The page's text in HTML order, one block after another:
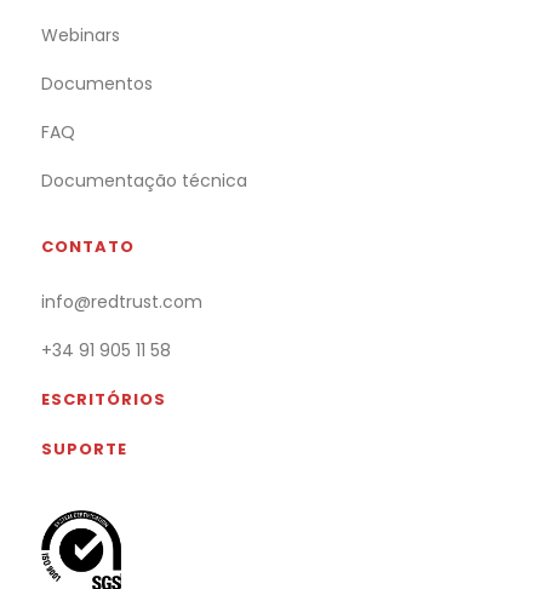
Webinars
Documentos
FAQ
Documentação técnica
CONTATO
info@redtrust.com
+34 91 905 11 58
ESCRITÓRIOS
SUPORTE